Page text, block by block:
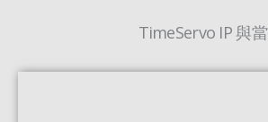
TimeServo IP 與